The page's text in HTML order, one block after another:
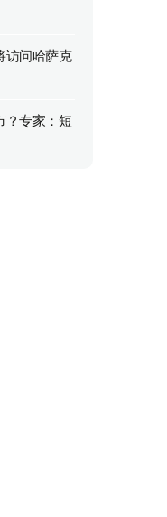
访问哈萨克
？专家：短